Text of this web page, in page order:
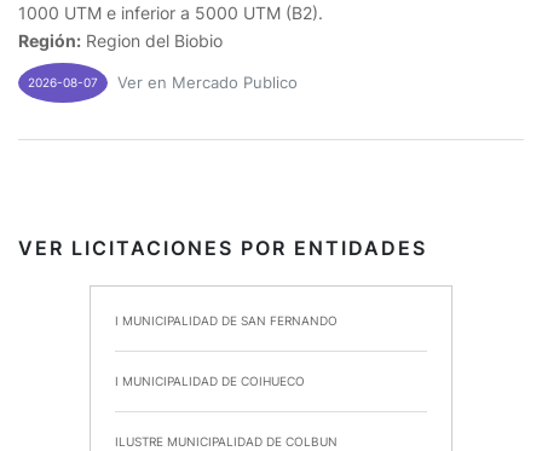
1000 UTM e inferior a 5000 UTM (B2).
Región: Region del Biobio
2026-08-07 Ver en Mercado Publico
VER LICITACIONES POR ENTIDADES
I MUNICIPALIDAD DE SAN FERNANDO
I MUNICIPALIDAD DE COIHUECO
ILUSTRE MUNICIPALIDAD DE COLBUN